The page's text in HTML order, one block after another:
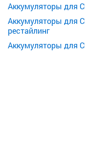
Аккумуляторы для
Аккумуляторы для
рестайлинг
Аккумуляторы для